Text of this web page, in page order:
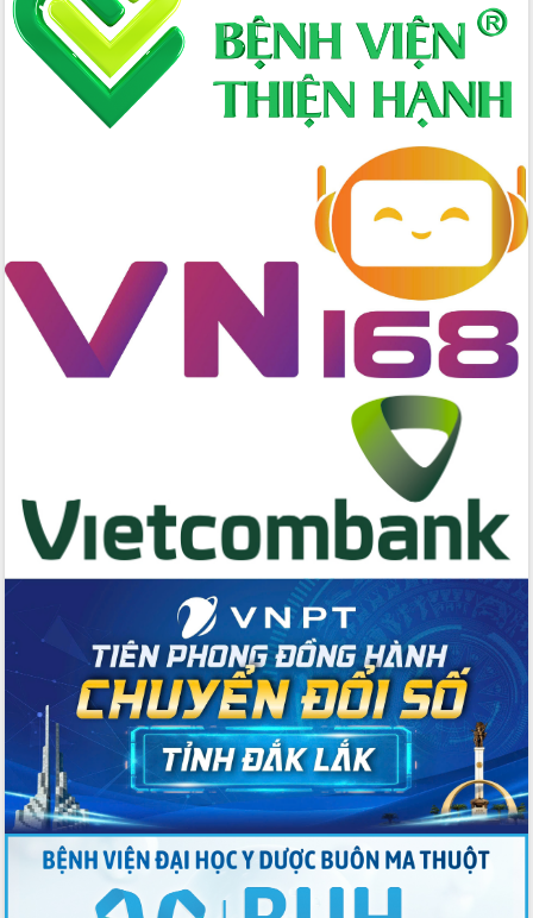
Chuyển đổi số 'mở đường' cho nông
nghiệp Đắk Lắk tăng trưởng bứt phá
Triển khai đồng bộ đo đạc, lập hồ sơ
địa chính, hoàn thiện cơ sở dữ liệu đất
Đắk Lắk đẩy mạnh nuôi biển công
nghệ, hướng tới phát triển thủy sản
bền vững
Tập huấn nâng cao năng lực triển khai
chuyển đổi số cho cán bộ, công chức
Đẩy mạnh cải cách hành chính, quyết
tâm đạt được mục tiêu tăng trưởng
hai con số trong năm 2026
Tổ chức trang trọng Lễ hội Đền thờ
Lương Văn Chánh năm 2026
Phó Bí thư Tỉnh ủy Đắk Lắk Đỗ Hữu
Huy giữ chức Bí thư Đảng ủy Ủy Ban
Nhân dân tỉnh
Bệnh án điện tử thúc đẩy chuyển đổi
số y tế tại Đắk Lắk
Chuyển đổi số thư viện: Mở rộng
không gian tri thức trong thời đại số
Đánh giá, rút kinh nghiệm công tác tổ
chức diễn tập trước ngày bầu cử
Chương trình “Gặp gỡ hữu nghị –
Friendship Meeting New Year 2026”